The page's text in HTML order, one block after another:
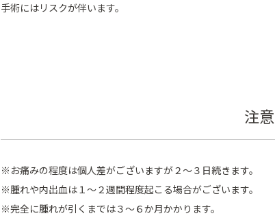
手術にはリスクが伴います。
注
※お痛みの程度は個人差がございますが２～３日続きます。
※腫れや内出血は１～２週間程度起こる場合がございます。
※完全に腫れが引くまでは３～６か月かかります。